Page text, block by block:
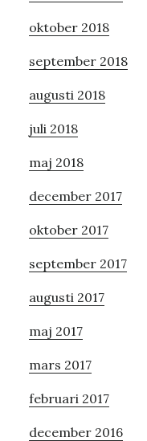
oktober 2018
september 2018
augusti 2018
juli 2018
maj 2018
december 2017
oktober 2017
september 2017
augusti 2017
maj 2017
mars 2017
februari 2017
december 2016